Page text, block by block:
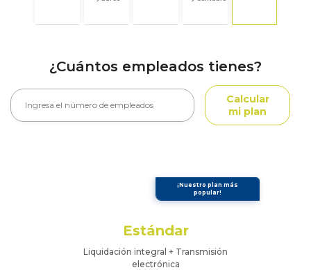
¿Cuántos empleados tienes?
Calcular
mi plan
¡Nuestro plan más
popular!
Estándar
Liquidación integral + Transmisión
electrónica